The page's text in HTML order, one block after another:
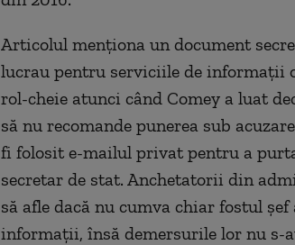
Articolul menționa un document
lucrau pentru serviciile de informații
rol-cheie atunci când Comey a luat
să nu recomande punerea sub
fi folosit e-mailul privat pentru a
secretar de stat. Anchetatorii din
să afle dacă nu cumva chiar fostul
informații, însă demersurile lor nu s-